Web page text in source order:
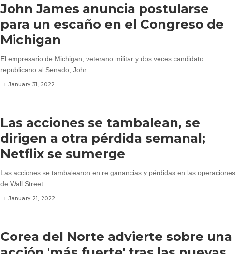
John James anuncia postularse
para un escaño en el Congreso de
Michigan
El empresario de Michigan, veterano militar y dos veces candidato
republicano al Senado, John...
January 31, 2022
Las acciones se tambalean, se
dirigen a otra pérdida semanal;
Netflix se sumerge
Las acciones se tambalearon entre ganancias y pérdidas en las operaciones
de Wall Street...
January 21, 2022
Corea del Norte advierte sobre una